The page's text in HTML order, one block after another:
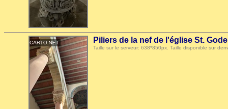
Piliers de la nef de l'église St.
Taille sur le serveur: 638*850px. Taille disponible sur